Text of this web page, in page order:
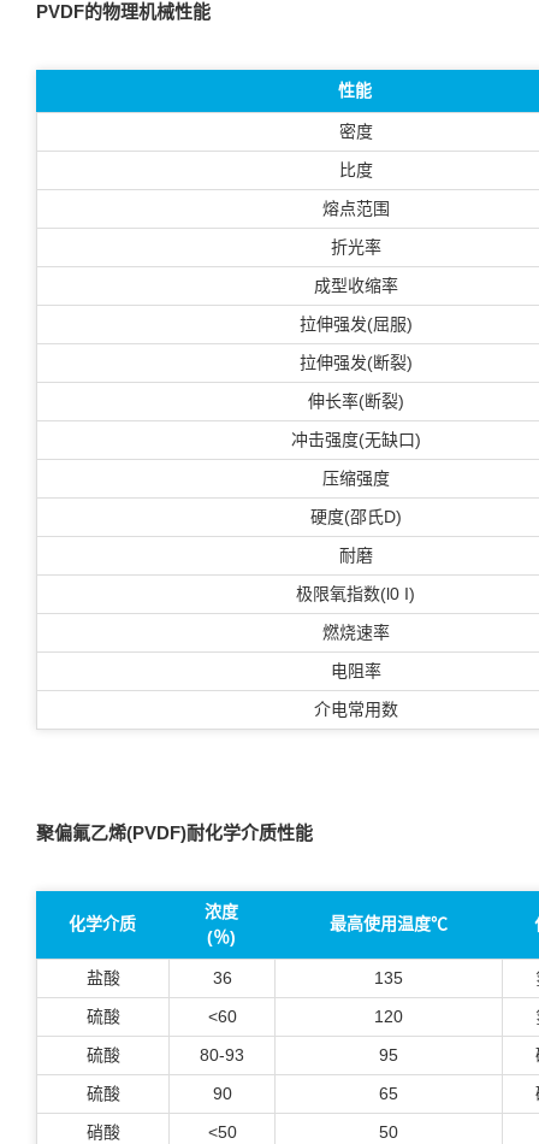
PVDF的物理机械性能
性能
密度
比度
熔点范围
折光率
成型收缩率
拉伸强发(屈服)
拉伸强发(断裂)
伸长率(断裂)
冲击强度(无缺口)
压缩强度
硬度(邵氏D)
耐磨
极限氧指数(l0 I)
燃烧速率
电阻率
介电常用数
聚偏氟乙烯(PVDF)耐化学介质性能
化学介质
浓度
(％)
最高使用温度℃
盐酸 36 135
硫酸
<60 120
硫酸
80-93 95
硫酸
90 65
硝酸
<50 50